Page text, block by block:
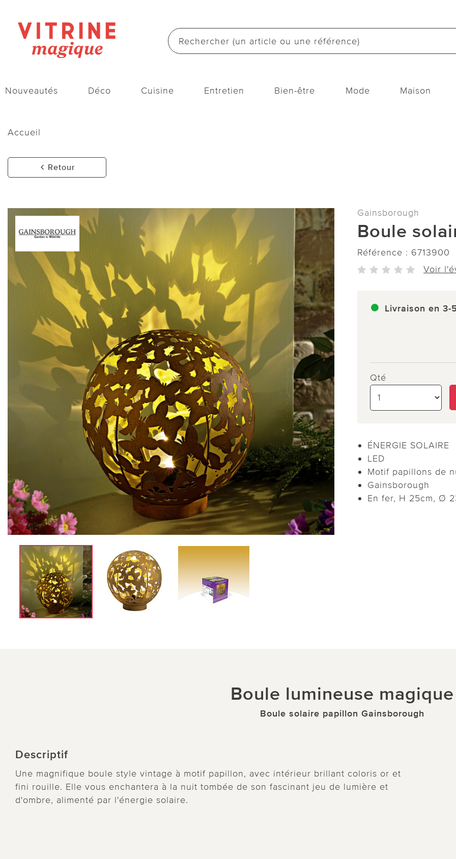
Nouveautés Déco Cuisine Entretien Bien-être Mode Maison
Accueil
Retour
Gainsborough
Boule
Référence : 6713900
Voir
Livraison en 3-
Qté
ÉNERGIE SOLAIRE
LED
Motif papillons de
Gainsborough
En fer, H 25cm, Ø
Boule lumineuse magique
Boule solaire papillon Gainsborough
Descriptif
Une magnifique boule style vintage à motif papillon, avec intérieur brillant coloris or et
fini rouille. Elle vous enchantera à la nuit tombée de son fascinant jeu de lumière et
d'ombre, alimenté par l'énergie solaire.